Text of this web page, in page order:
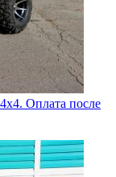
Оплата после